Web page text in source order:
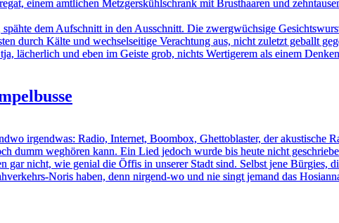
einem amtlichen Metzgerskühlschrank mit Brusthaaren und
dem Aufschnitt in den Ausschnitt. Die zwergwüchsige
durch Kälte und wechselseitige Verachtung aus, nicht zuletzt geballt
lächerlich und eben im Geiste grob, nichts Wertigerem als einem
irgendwas: Radio, Internet, Boombox, Ghettoblaster, der akustische
dumm weghören kann. Ein Lied jedoch wurde bis heute nicht
nicht, wie genial die Öffis in unserer Stadt sind. Selbst jene Bürgies,
Noris haben, denn nirgend-wo und nie singt jemand das